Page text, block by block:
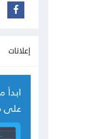
إعلانات